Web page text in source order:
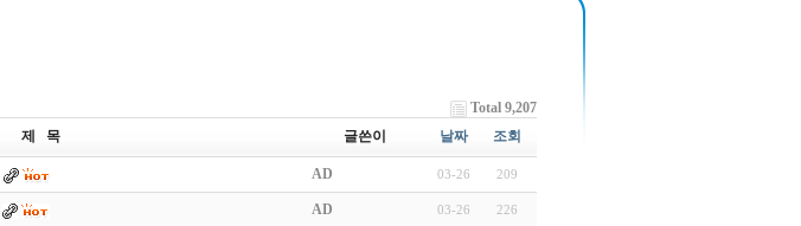
Total 9,207
제 목 글쓴이 날짜 조회
AD 03-26 209
AD 03-26 226